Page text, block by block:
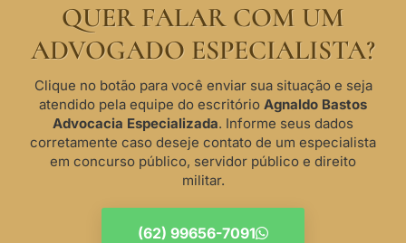
QUER FALAR COM UM
ADVOGADO ESPECIALISTA?
Clique no botão para você enviar sua situação e seja
atendido pela equipe do escritório Agnaldo Bastos
Advocacia Especializada. Informe seus dados
corretamente caso deseje contato de um especialista
em concurso público, servidor público e direito
militar.
(62) 99656-7091